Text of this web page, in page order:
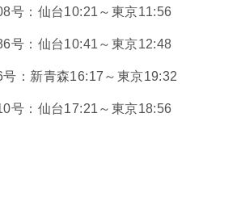
号：仙台10:21～東京11:56
号：仙台10:41～東京12:48
号：新青森16:17～東京19:32
号：仙台17:21～東京18:56